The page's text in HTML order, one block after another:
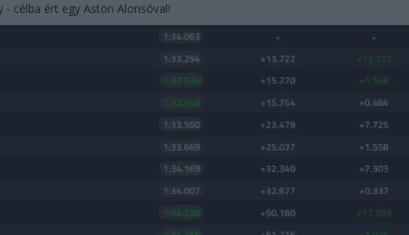
- célba ért egy Aston Alonsóval!